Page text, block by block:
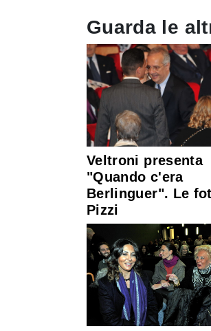
Guarda le
Veltroni presenta
"Quando c'era
Berlinguer". Le
Pizzi